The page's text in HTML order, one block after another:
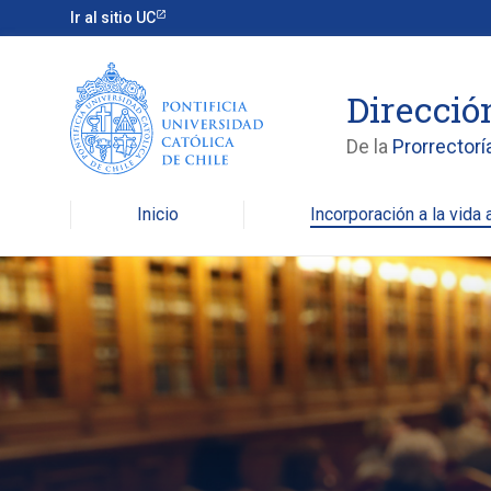
Ir al sitio UC
De la
Inicio Incorporación a la vida